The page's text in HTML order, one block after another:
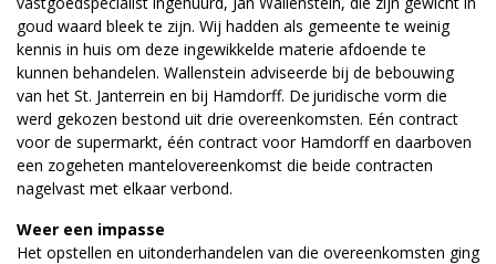
goud waard bleek te zijn. Wij hadden als gemeente te weinig
kennis in huis om deze ingewikkelde materie afdoende te
kunnen behandelen. Wallenstein adviseerde bij de bebouwing
van het St. Janterrein en bij Hamdorff. De juridische vorm die
werd gekozen bestond uit drie overeenkomsten. Eén contract
voor de supermarkt, één contract voor Hamdorff en daarboven
een zogeheten mantelovereenkomst die beide contracten
nagelvast met elkaar verbond.
Weer een impasse
Het opstellen en uitonderhandelen van die overeenkomsten ging